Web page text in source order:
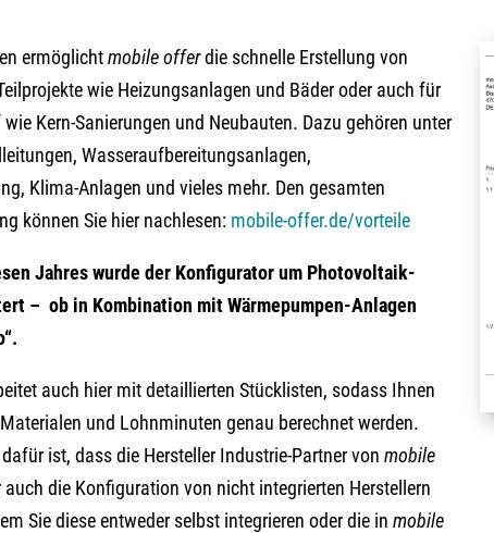
ermöglichtmobile offerdie schnelle Erstellung von
wie Heizungsanlagen und Bäder oder auch für
wie Kern-Sanierungen und Neubauten. Dazu gehören unter
Wasseraufbereitungsanlagen,
Klima-Anlagen und vieles mehr. Den gesamten
können Sie hier nachlesen: mobile-offer.de/vorteile
Jahres wurde der Konfigurator um Photovoltaik-
– ob in Kombination mit Wärmepumpen-Anlagen
auch hier mit detaillierten Stücklisten, sodass Ihnen
und Lohnminuten genau berechnet werden.
ist, dass die Hersteller Industrie-Partner vonmobile
die Konfiguration von nicht integrierten Herstellern
Sie diese entweder selbst integrieren oder die inmobile